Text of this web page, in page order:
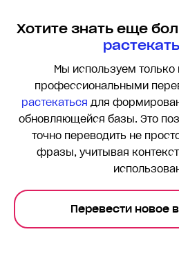
Хотите знать еще
Мы используем
профессиональными
растекаться для
обновляющейся базы. Это
точно переводить не
фразы, учитывая
Перевести новое